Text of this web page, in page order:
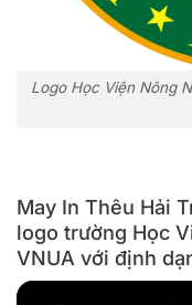
Logo Học Viện Nông
May In Thêu Hải
logo trường Học
VNUA với định